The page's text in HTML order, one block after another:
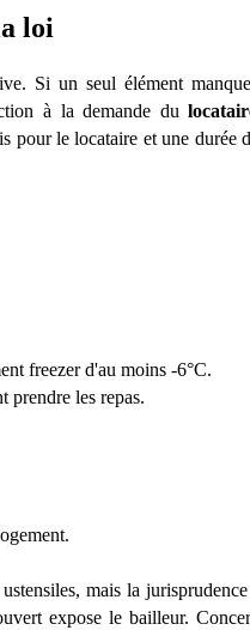
loi
Si un seul élément
à la demande du
pour le locataire et une durée
freezer d'au moins -6°C.
prendre les repas.
mais la
expose le bailleur.